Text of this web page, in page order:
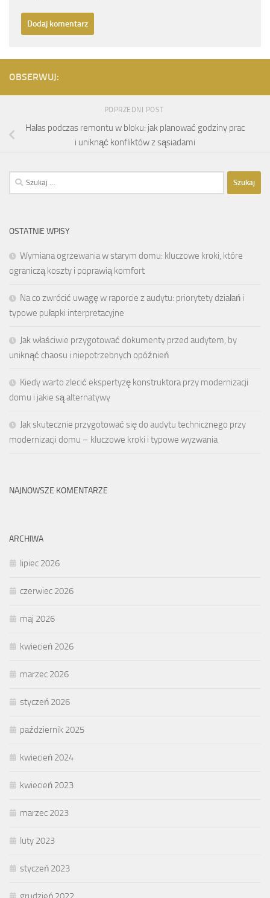
OBSERWUJ:
POPRZEDNI POST
Hałas podczas remontu w bloku: jak planować godziny prac
i uniknąć konfliktów z sąsiadami
Szukaj:
OSTATNIE WPISY
Wymiana ogrzewania w starym domu: kluczowe kroki, które
ograniczą koszty i poprawią komfort
Na co zwrócić uwagę w raporcie z audytu: priorytety działań i
typowe pułapki interpretacyjne
Jak właściwie przygotować dokumenty przed audytem, by
uniknąć chaosu i niepotrzebnych opóźnień
Kiedy warto zlecić ekspertyzę konstruktora przy modernizacji
domu i jakie są alternatywy
Jak skutecznie przygotować się do audytu technicznego przy
modernizacji domu – kluczowe kroki i typowe wyzwania
NAJNOWSZE KOMENTARZE
ARCHIWA
lipiec 2026
czerwiec 2026
maj 2026
kwiecień 2026
marzec 2026
styczeń 2026
październik 2025
kwiecień 2024
kwiecień 2023
marzec 2023
luty 2023
styczeń 2023